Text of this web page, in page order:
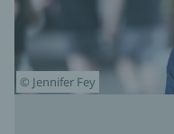
© Jennifer Fey